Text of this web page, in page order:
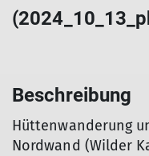
Beschreibung
Hüttenwanderung
Nordwand (Wilder